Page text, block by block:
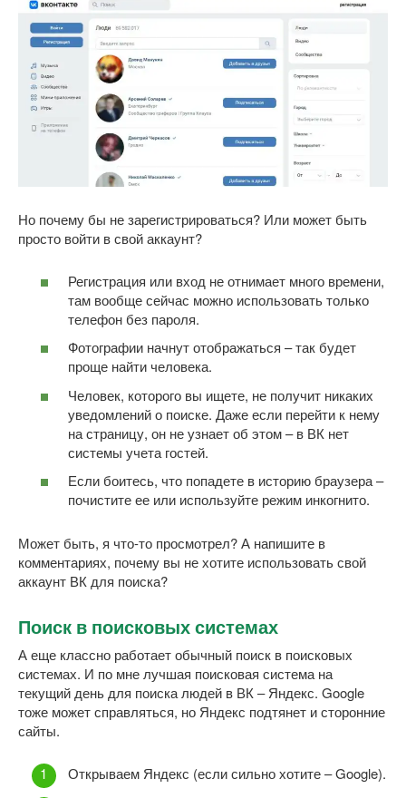
Но почему бы не зарегистрироваться? Или может быть
просто войти в свой аккаунт?
Регистрация или вход не отнимает много времени,
там вообще сейчас можно использовать только
телефон без пароля.
Фотографии начнут отображаться – так будет
проще найти человека.
Человек, которого вы ищете, не получит никаких
уведомлений о поиске. Даже если перейти к нему
на страницу, он не узнает об этом – в ВК нет
системы учета гостей.
Если боитесь, что попадете в историю браузера –
почистите ее или используйте режим инкогнито.
Может быть, я что-то просмотрел? А напишите в
комментариях, почему вы не хотите использовать свой
аккаунт ВК для поиска?
Поиск в поисковых системах
А еще классно работает обычный поиск в поисковых
системах. И по мне лучшая поисковая система на
текущий день для поиска людей в ВК – Яндекс. Google
тоже может справляться, но Яндекс подтянет и сторонние
сайты.
Открываем Яндекс (если сильно хотите – Google).